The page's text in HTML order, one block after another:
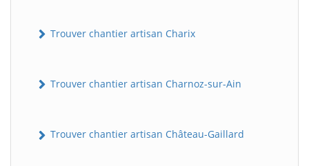
Trouver chantier artisan Charix
Trouver chantier artisan Charnoz-sur-Ain
Trouver chantier artisan Château-Gaillard